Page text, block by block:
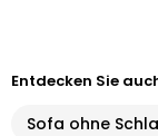
Entdecken Sie
Sofa ohne